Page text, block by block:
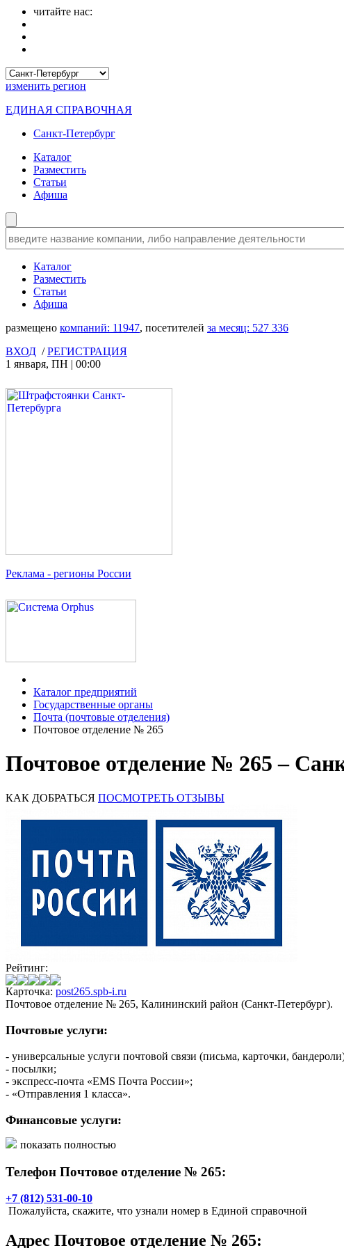
читайте нас:
изменить регион
ЕДИНАЯ СПРАВОЧНАЯ
Санкт-Петербург
Каталог
Разместить
Статьи
Афиша
Каталог
Разместить
Статьи
Афиша
размещено компаний: 11947, посетителей за месяц: 527 336
ВХОД /РЕГИСТРАЦИЯ
1 января, ПН | 00:00
Реклама - регионы России
Каталог предприятий
Государственные органы
Почта (почтовые отделения)
Почтовое отделение № 265
Почтовое отделение № 265 –
КАК ДОБРАТЬСЯ ПОСМОТРЕТЬ ОТЗЫВЫ
Рейтинг:
Карточка: post265.spb-i.ru
Почтовое отделение № 265, Калининский район (Санкт-Петербург).
Почтовые услуги:
- универсальные услуги почтовой связи (письма, карточки,
- посылки;
- экспресс-почта «EMS Почта России»;
- «Отправления 1 класса».
Финансовые услуги:
- выплата/доставка пенсий и пособий;
- прием коммунальных платежей;
- погашение кредитов на почте;
- страховые услуги.
Услуги для населения:
показать полностью
Телефон Почтовое отделение № 265:
+7 (812) 531-00-10
Пожалуйста, скажите, что узнали номер в Единой справочной
Адрес Почтовое отделение № 265: